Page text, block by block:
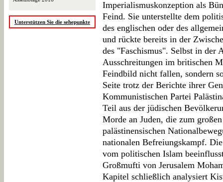
Unterstützen Sie die sehepunkte
Imperialismuskonzeption als
Feind. Sie unterstellte dem
des englischen oder des
und rückte bereits in der
des "Faschismus". Selbst in der
Ausschreitungen im britischen
Feindbild nicht fallen, sondern
Seite trotz der Berichte ihrer
Kommunistischen Partei
Teil aus der jüdischen
Morde an Juden, die zum
palästinensischen
nationalen Befreiungskampf.
vom politischen Islam
Großmufti von Jerusalem
Kapitel schließlich analysiert